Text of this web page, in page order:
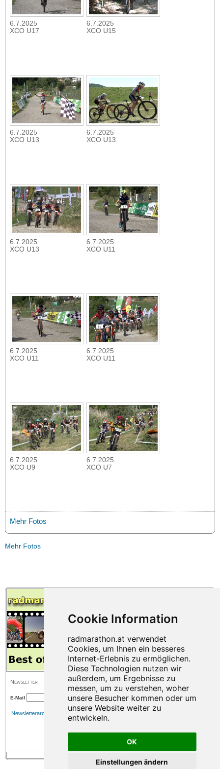
OK
Einstellungen ändern
6.7.2025
XCO U17
6.7.2025
XCO U15
6.7.2025
XCO U13
6.7.2025
XCO U13
6.7.2025
XCO U13
6.7.2025
XCO U11
6.7.2025
XCO U11
6.7.2025
XCO U11
6.7.2025
XCO U9
6.7.2025
XCO U7
Mehr Fotos
Mehr Fotos
Newsletter
E-Mail
Newsletterarchiv